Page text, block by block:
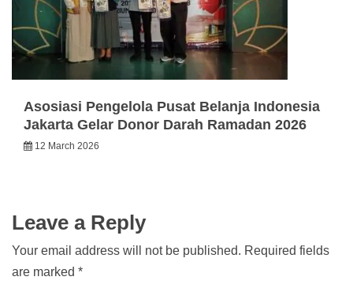
Asosiasi Pengelola Pusat Belanja Indonesia
Jakarta Gelar Donor Darah Ramadan 2026
12 March 2026
Leave a Reply
Your email address will not be published. Required fields
are marked *